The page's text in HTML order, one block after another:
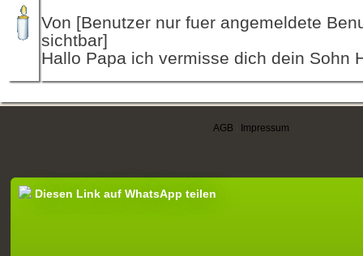
Von [Benutzer nur fuer angemeldete
sichtbar]
Hallo Papa ich vermisse dich dein Sohn
AGB Impressum
Diesen Link auf WhatsApp teilen